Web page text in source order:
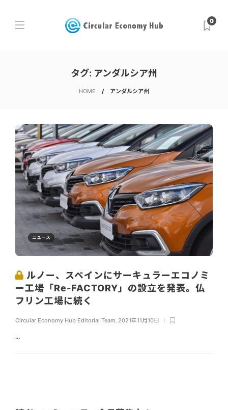
0
タグ: アンダルシア州
HOME アンダルシア州
ニュース
ルノー、スペインにサーキュラーエコノミ
ー工場「Re-FACTORY」の設立を発表。仏
フリン工場に続く
Circular Economy Hub Editorial Team 2021年11月10日
...